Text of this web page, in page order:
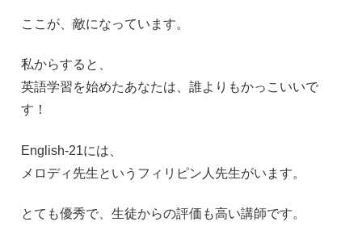
ここが、敵になっています。
私からすると、
英語学習を始めたあなたは、誰よりもかっこいいで
す！
English-21には、
メロディ先生というフィリピン人先生がいます。
とても優秀で、生徒からの評価も高い講師です。